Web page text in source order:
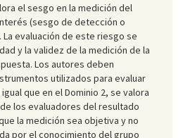
el sesgo en la medición del
(sesgo de detección o
La evaluación de este riesgo se
y la validez de la medición de la
Los autores deben
utilizados para evaluar
que en el Dominio 2, se valora
los evaluadores del resultado
la medición sea objetiva y no
por el conocimiento del grupo